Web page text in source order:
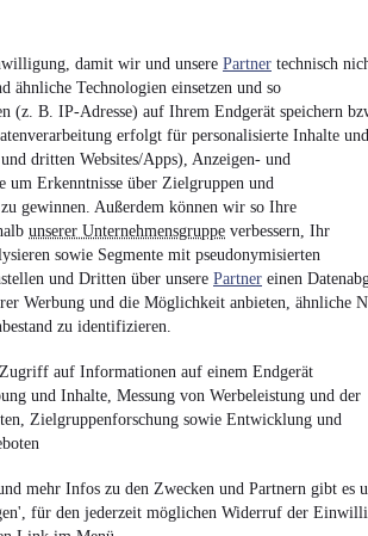
damit wir und unsere Partner technisch
ähnliche Technologien einsetzen und so
(z. B. IP-Adresse) auf Ihrem Endgerät speichern
erfolgt für personalisierte Inhalte und
dritten Websites/Apps), Anzeigen- und
um Erkenntnisse über Zielgruppen und
gewinnen. Außerdem können wir so Ihre
unserer Unternehmensgruppe verbessern, Ihr
sowie Segmente mit pseudonymisierten
und Dritten über unsere Partner einen
Werbung und die Möglichkeit anbieten, ähnliche
zu identifizieren.
auf Informationen auf einem Endgerät
und Inhalte, Messung von Werbeleistung und der
Zielgruppenforschung sowie Entwicklung und
mehr Infos zu den Zwecken und Partnern gibt es
für den jederzeit möglichen Widerruf der
Kontakt
schnell und einfach
App installieren